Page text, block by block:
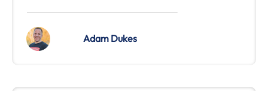
Adam Dukes